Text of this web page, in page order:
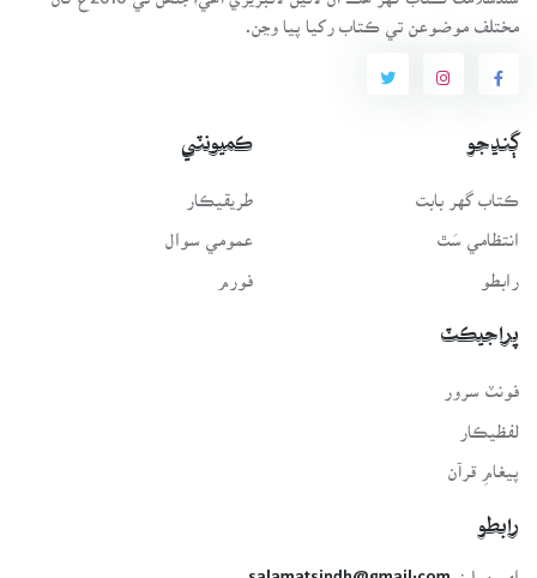
مختلف موضوعن تي ڪتاب رکيا پيا وڃن.
ڳنڍجو
ڪتاب گهر بابت
انتظامي سَٿ
رابطو
ڪميونٽي
طريقيڪار
عمومي سوال
فورم
پراجيڪٽ
فونٽ سرور
لفظيڪار
پيغامِ قرآن
رابطو
اي-ميل: